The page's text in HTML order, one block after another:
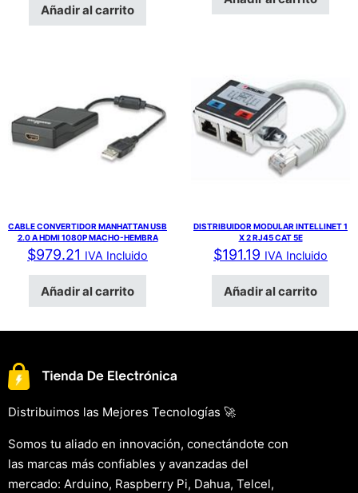
Añadir al carrito
CABLE CONVERTIDOR MANHATTAN USB
2.0 A HDMI 1080P MACHO-HEMBRA
$979.21 IVA Incluido
Añadir al carrito
DISTRIBUIDOR MODULAR INTELLINET 1
X 2 RJ45 CAT 5E
$191.19 IVA Incluido
Añadir al carrito
Distribuimos las Mejores Tecnologías 🚀
Somos tu aliado en innovación, conectándote con
las marcas más confiables y avanzadas del
mercado: Arduino, Raspberry Pi, Dahua, Telcel,